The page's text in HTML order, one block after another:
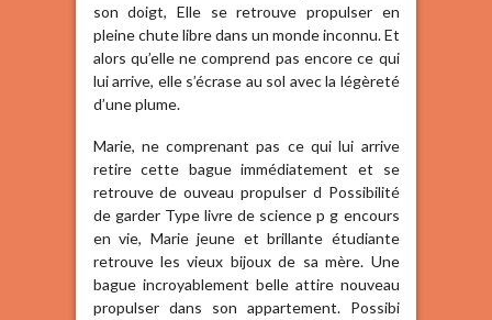
son doigt, Elle se retrouve propulser en
pleine chute libre dans un monde inconnu. Et
alors qu’elle ne comprend pas encore ce qui
lui arrive, elle s’écrase au sol avec la légèreté
d’une plume.
Marie, ne comprenant pas ce qui lui arrive
retire cette bague immédiatement et se
retrouve de ouveau propulser d Possibilité
de garder Type livre de science p g encours
en vie, Marie jeune et brillante étudiante
retrouve les vieux bijoux de sa mère. Une
bague incroyablement belle attire nouveau
propulser dans son appartement. Possibi